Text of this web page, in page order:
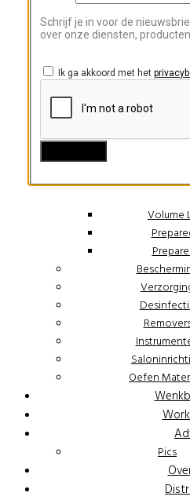
Manicure/
Lash Lift
Wimpers
Volume
Oefen
Pics
Schrijf je in voor de
over onze diensten,
Ik ga akkoord met het